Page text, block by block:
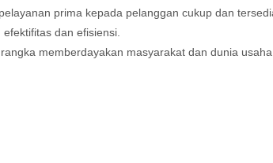
prima kepada pelanggan cukup dan
dan efisiensi.
memberdayakan masyarakat dan dunia